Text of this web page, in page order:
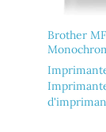
Brother